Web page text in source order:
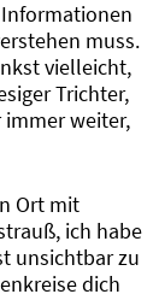
muss.
vielleicht,
Trichter,
weiter,
Ort mit
ich habe
unsichtbar zu
dich